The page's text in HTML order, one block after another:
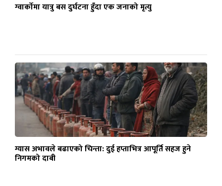
ग्वार्कोमा यात्रु बस दुर्घटना हुँदा एक जनाको मृत्यु
ग्यास अभावले बढाएको चिन्ता: दुई हप्ताभित्र आपूर्ति सहज हुने
निगमको दाबी